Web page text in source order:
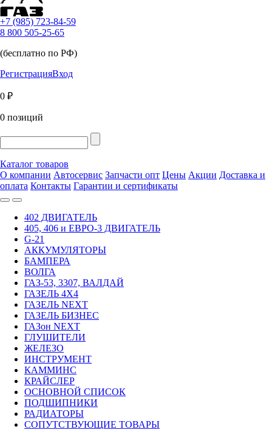
+7 (985) 723-84-59
8 800 505-25-65
(бесплатно по РФ)
РегистрацияВход
0 ₽
0 позиций
Каталог товаров
О компании Автосервис Запчасти опт Цены Акции Доставка и
оплата Контакты Гарантии и сертификаты
402 ДВИГАТЕЛЬ
405, 406 и ЕВРО-3 ДВИГАТЕЛЬ
G-21
АККУМУЛЯТОРЫ
БАМПЕРА
ВОЛГА
ГАЗ-53, 3307, ВАЛДАЙ
ГАЗЕЛЬ 4Х4
ГАЗЕЛЬ NEXT
ГАЗЕЛЬ БИЗНЕС
ГАЗон NEXT
ГЛУШИТЕЛИ
ЖЕЛЕЗО
ИНСТРУМЕНТ
КАММИНС
КРАЙСЛЕР
ОСНОВНОЙ СПИСОК
ПОДШИПНИКИ
РАДИАТОРЫ
СОПУТСТВУЮЩИЕ ТОВАРЫ